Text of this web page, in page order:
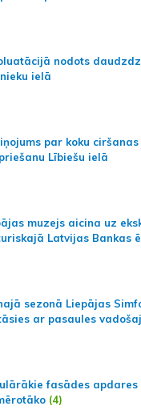
nodots
ielā
par koku
Lībiešu ielā
muzejs aicina uz
Latvijas Bankas
sezonā Liepājas
ar pasaules
fasādes
(4)